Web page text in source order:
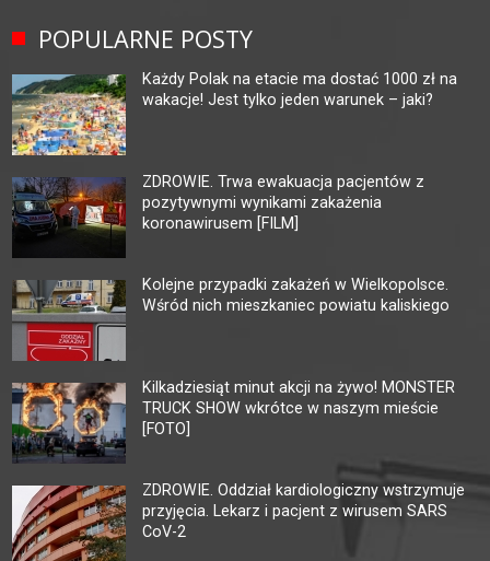
POPULARNE POSTY
Każdy Polak na etacie ma dostać 1000 zł na
wakacje! Jest tylko jeden warunek – jaki?
ZDROWIE. Trwa ewakuacja pacjentów z
pozytywnymi wynikami zakażenia
koronawirusem [FILM]
Kolejne przypadki zakażeń w Wielkopolsce.
Wśród nich mieszkaniec powiatu kaliskiego
Kilkadziesiąt minut akcji na żywo! MONSTER
TRUCK SHOW wkrótce w naszym mieście
[FOTO]
ZDROWIE. Oddział kardiologiczny wstrzymuje
przyjęcia. Lekarz i pacjent z wirusem SARS
CoV-2